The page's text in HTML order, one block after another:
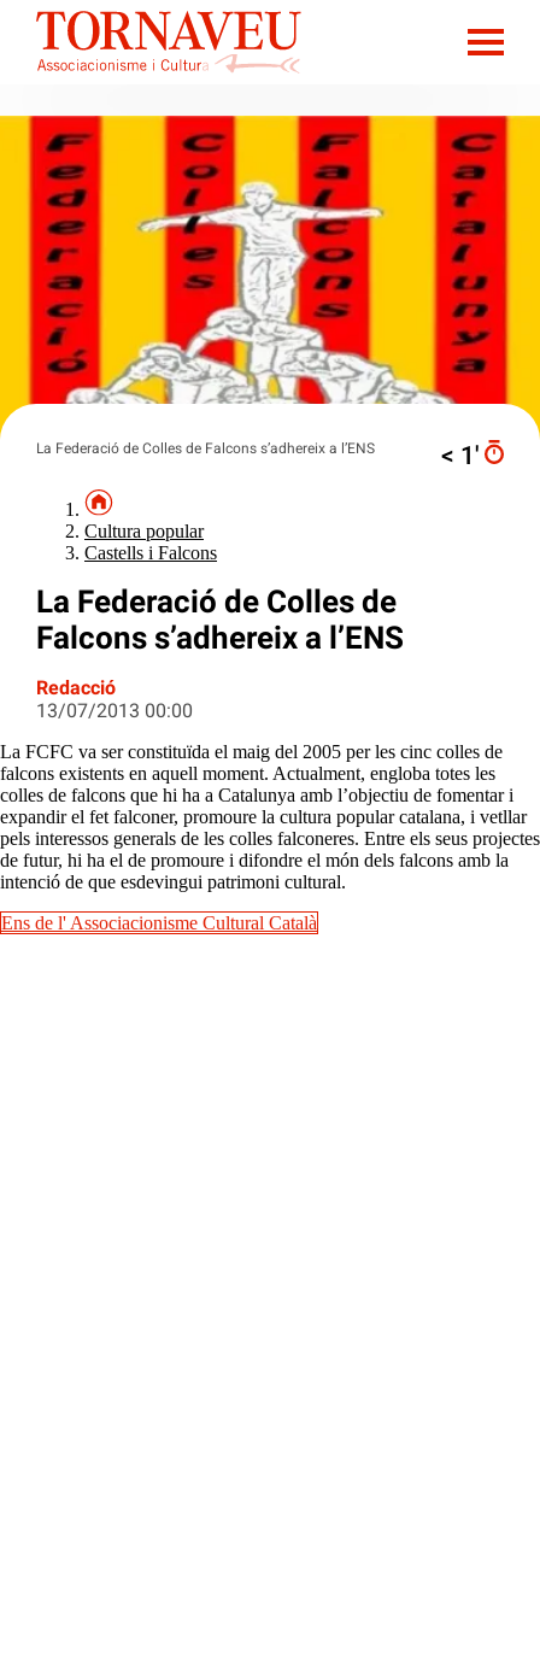
La Federació de Colles de Falcons s’adhereix a l’ENS < 1′
Cultura popular
Castells i Falcons
La Federació de Colles de
Falcons s’adhereix a l’ENS
Redacció
13/07/2013 00:00
La FCFC va ser constituïda el maig del 2005 per les cinc colles de
falcons existents en aquell moment. Actualment, engloba totes les
colles de falcons que hi ha a Catalunya amb l’objectiu de fomentar i
expandir el fet falconer, promoure la cultura popular catalana, i vetllar
pels interessos generals de les colles falconeres. Entre els seus projectes
de futur, hi ha el de promoure i difondre el món dels falcons amb la
intenció de que esdevingui patrimoni cultural.
Ens de l' Associacionisme Cultural Català